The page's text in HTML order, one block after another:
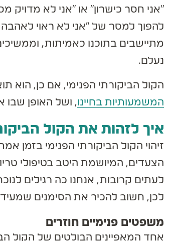
"אני חסר כישרון" או "אני לא מדויק
להפוך למסר של "אני לא ראוי
מתיישבים בתוכנו כאמיתות,
נעלם.
הקול הביקורתי הפנימי, אם כן, הוא
המשמעותיות בחיינו, ושל האופן שבו
איך לזהות את הקול
הצעדים, המיושמת היטב בטיפולי
לעתים קרובות, אנחנו כה רגילים
לכן, חשוב להכיר את הסימנים
משפטים פנימיים חוזרים
אחד המאפיינים הבולטים של הקול